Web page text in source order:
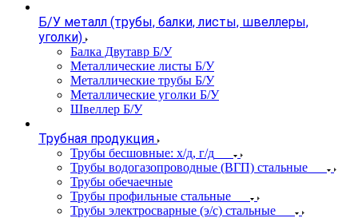
Б/У металл (трубы, балки, листы, швеллеры,
уголки)
Балка Двутавр Б/У
Металлические листы Б/У
Металлические трубы Б/У
Металлические уголки Б/У
Швеллер Б/У
Трубная продукция
Трубы бесшовные: х/д, г/д
Трубы водогазопроводные (ВГП) стальные
Трубы обечаечные
Трубы профильные стальные
Трубы электросварные (э/с) стальные